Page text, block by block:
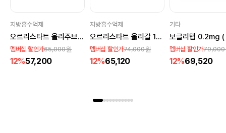
지방흡수억제
오르리스타트 올리주브 120mg (제니칼)
멤버십 할인가65,000원
12%57,200
지방흡수억제
오르리스타트 올리갈 120mg (제니칼)
멤버십 할인가74,000원
12%65,120
기타
멤버십 할인가79,000
12%69,520